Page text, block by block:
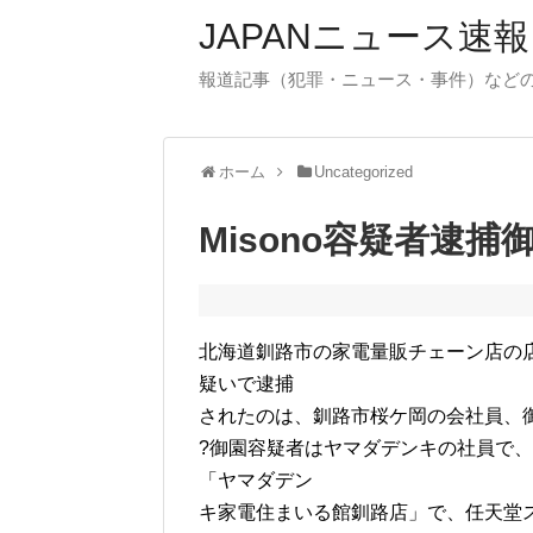
JAPANニュース速報
報道記事（犯罪・ニュース・事件）など
ホーム Uncategorized
Misono容疑者逮捕
北海道釧路市の家電量販チェーン店
疑いで逮捕
されたのは、釧路市桜ケ岡の会社員
?御園容疑者はヤマダデンキの社員で
「ヤマダデン
キ家電住まいる館釧路店」で、任天